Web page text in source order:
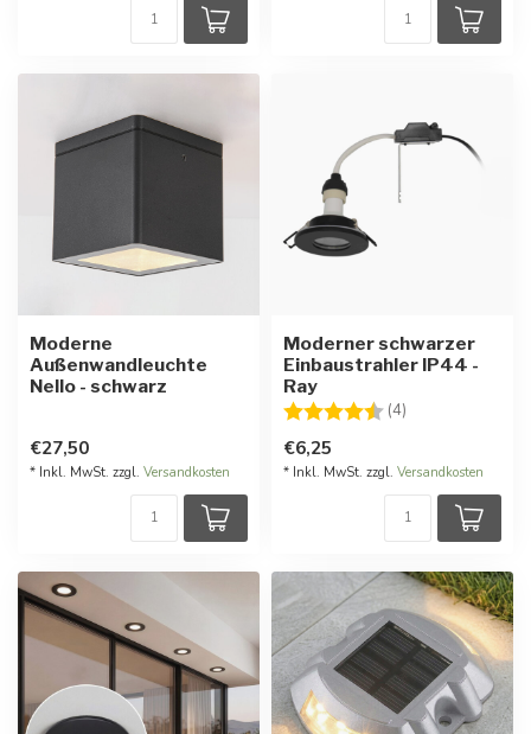
Moderne
Außenwandleuchte
Nello - schwarz
€27,50
* Inkl. MwSt. zzgl. Versandkosten
Moderner schwarzer
Einbaustrahler IP44 -
Ray
Bewertung:
(4)
€6,25
* Inkl. MwSt. zzgl. Versandkosten